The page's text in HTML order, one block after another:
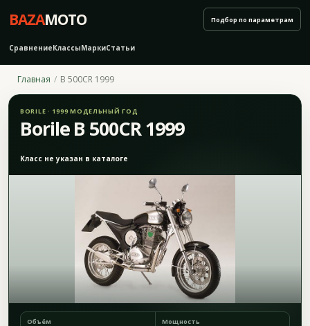
BAZAMOTO
СравнениеКлассыМаркиСтатьи
Подбор по параметрам
Главная B 500CR 1999
BORILE · 1999 МОДЕЛЬНЫЙ ГОД
Borile B 500CR 1999
Класс не указан в каталоге
Объём Мощность